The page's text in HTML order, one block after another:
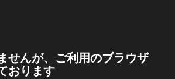
せんが、ご利用のブラウザ
おります